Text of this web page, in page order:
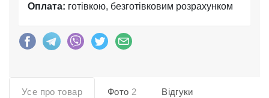
Оплата: готівкою, безготівковим розрахунком
Усе про товар Фото 2 Відгуки